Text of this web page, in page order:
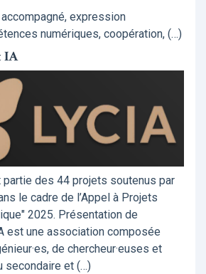
expression
numériques, coopération, (…)
IA
des 44 projets soutenus par
le cadre de l’Appel à Projets
2025. Présentation de
est une association composée
de chercheur·euses et
secondaire et (…)